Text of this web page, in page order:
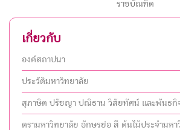
ราชบัณฑิต
เกี่ยวกับ
องค์สถาปนา
ประวัติมหาวิทยาลัย
สุภาษิต ปรัชญา ปณิธาน วิสัยทัศน์ และพันธกิ
ตรามหาวิทยาลัย อักษรย่อ สี ต้นไม้ประจำมหา